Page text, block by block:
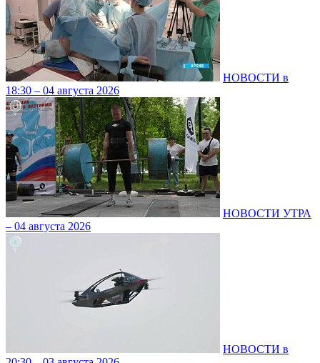
НОВОСТИ в
18:30 – 04 августа 2026
НОВОСТИ УТРА
– 04 августа 2026
НОВОСТИ в